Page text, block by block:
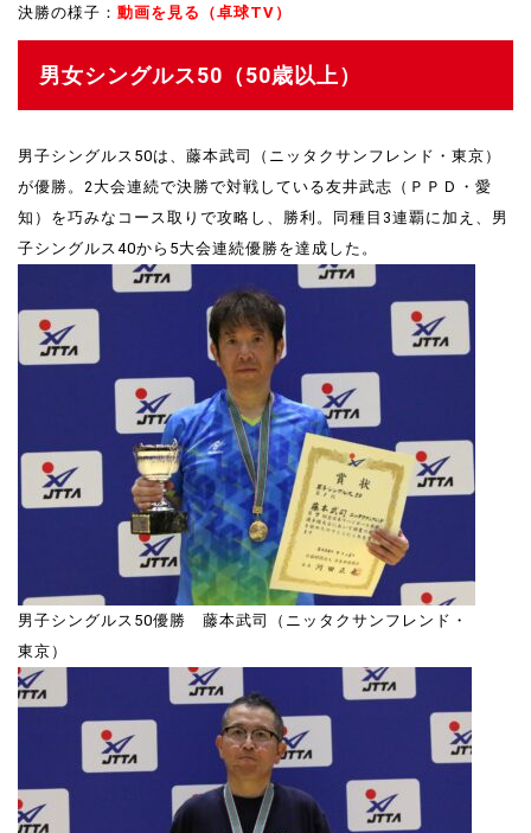
決勝の様子： 動画を見る（卓球TV）
男女シングルス50 （50歳以上）
男子シングルス50は、藤本武司（ニッタクサンフレンド・東京）
が優勝。2大会連続で決勝で対戦している友井武志（ＰＰＤ・愛
知）を巧みなコース取りで攻略し、勝利。同種目3連覇に加え、男
子シングルス40から5大会連続優勝を達成した。
男子シングルス50優勝 藤本武司（ニッタクサンフレンド・
東京）